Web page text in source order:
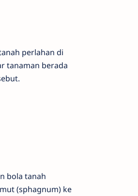
perlahan di
tanaman berada
bola tanah
(sphagnum) ke